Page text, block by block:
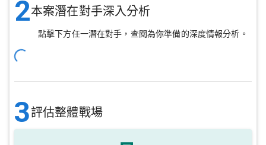
2本案潛在對手深入分析
點擊下方任一潛在對手，查閱為你準備的深度情報分析。
3評估整體戰場